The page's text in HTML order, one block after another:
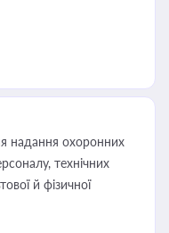
надання охоронних
технічних
й фізичної